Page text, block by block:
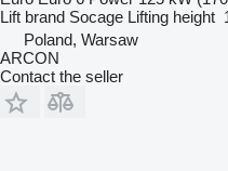
Lift brand Socage Lifting height
Poland, Warsaw
ARCON
Contact the seller